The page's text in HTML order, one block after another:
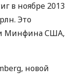
в ноябре 2013
Это
МинфинаСША,
новой